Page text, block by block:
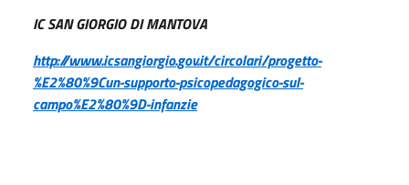
IC SAN GIORGIO DI MANTOVA
http://www.icsangiorgio.gov.it/circolari/progetto-
%E2%80%9Cun-supporto-psicopedagogico-sul-
campo%E2%80%9D-infanzie